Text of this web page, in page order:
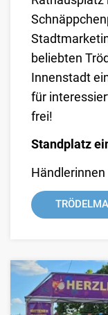
beliebten
Innenstadt
für
frei!
Standplatz